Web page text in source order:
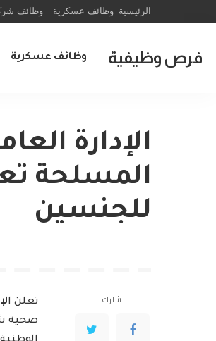
الرئيسية وظائف عسكرية وظائف
فرص وظيفية وظائف عسكرية
الإدارة
المسلحة
للجنسين
شارك تعلن ا
صحية